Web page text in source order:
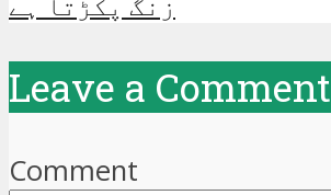
Leave a Comment
Comment